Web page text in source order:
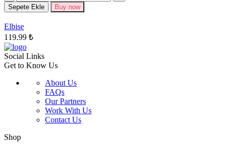
Seçenekler
Sepete Ekle Buy now
Elbise
119.99 ₺
Social Links
Get to Know Us
About Us
FAQs
Our Partners
Work With Us
Contact Us
Shop